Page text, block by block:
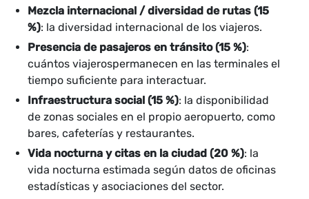
Mezcla internacional / diversidad de rutas (15
%): la diversidad internacional de los viajeros.
Presencia de pasajeros en tránsito (15 %):
cuántos viajerospermanecen en las terminales el
tiempo suficiente para interactuar.
Infraestructura social (15 %): la disponibilidad
de zonas sociales en el propio aeropuerto, como
bares, cafeterías y restaurantes.
Vida nocturna y citas en la ciudad (20 %): la
vida nocturna estimada según datos de oficinas
estadísticas y asociaciones del sector.